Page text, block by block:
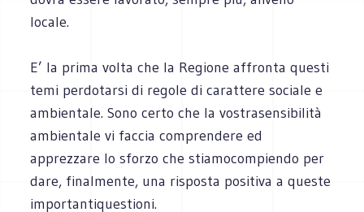
locale.
E’ la prima volta che la Regione affronta questi
temi perdotarsi di regole di carattere sociale e
ambientale. Sono certo che la vostrasensibilità
ambientale vi faccia comprendere ed
apprezzare lo sforzo che stiamocompiendo per
dare, finalmente, una risposta positiva a queste
importantiquestioni.